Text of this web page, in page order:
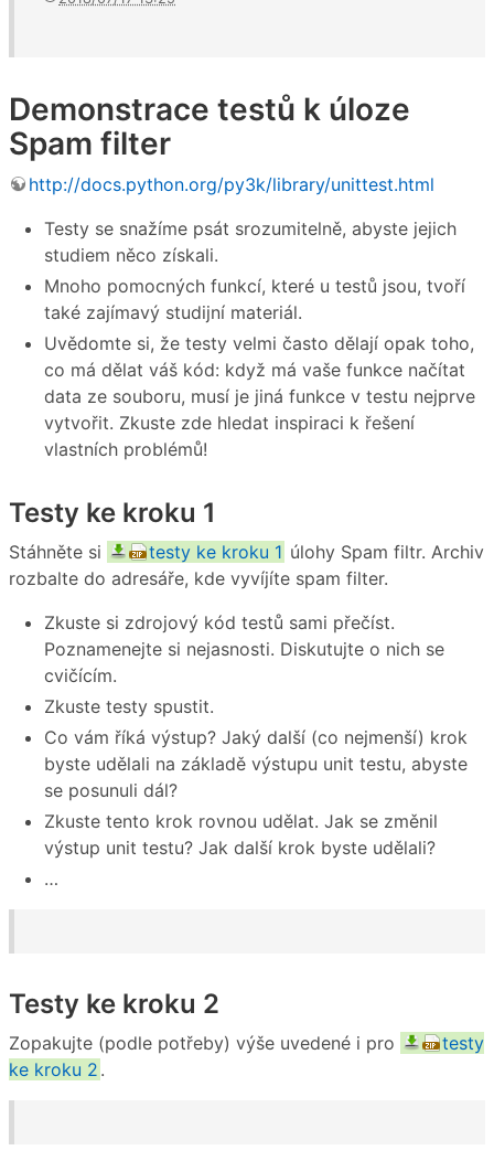
Demonstrace testů k úloze
Spam filter
http://docs.python.org/py3k/library/unittest.html
Testy se snažíme psát srozumitelně, abyste jejich
studiem něco získali.
Mnoho pomocných funkcí, které u testů jsou, tvoří
také zajímavý studijní materiál.
Uvědomte si, že testy velmi často dělají opak toho,
co má dělat váš kód: když má vaše funkce načítat
data ze souboru, musí je jiná funkce v testu nejprve
vytvořit. Zkuste zde hledat inspiraci k řešení
vlastních problémů!
Testy ke kroku 1
Stáhněte si testy ke kroku 1 úlohy Spam filtr. Archiv
rozbalte do adresáře, kde vyvíjíte spam filter.
Zkuste si zdrojový kód testů sami přečíst.
Poznamenejte si nejasnosti. Diskutujte o nich se
cvičícím.
Zkuste testy spustit.
Co vám říká výstup? Jaký další (co nejmenší) krok
byste udělali na základě výstupu unit testu, abyste
se posunuli dál?
Zkuste tento krok rovnou udělat. Jak se změnil
výstup unit testu? Jak další krok byste udělali?
…
Testy ke kroku 2
Zopakujte (podle potřeby) výše uvedené i pro
testy
ke kroku 2 .